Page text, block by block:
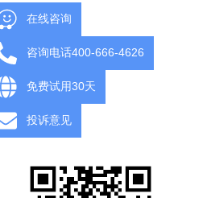
服务
知识库
视频教程
在线咨询
咨询电话400-666-4626
免费试用30天
投诉意见